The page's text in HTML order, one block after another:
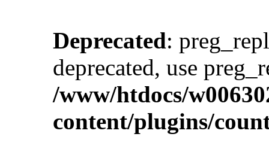
Deprecated:
deprecated, use
/www/htdocs/
content/plugins/